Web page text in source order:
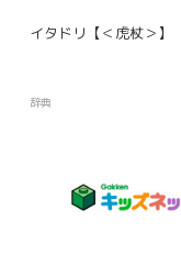
イタドリ【＜虎杖＞】
辞典